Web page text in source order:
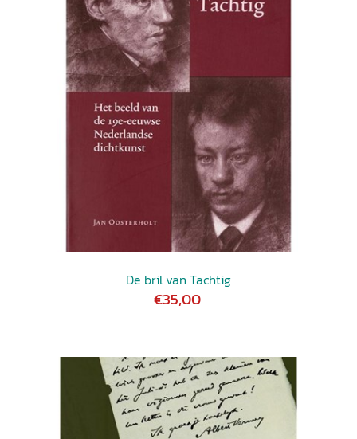
De bril van Tachtig
€35,00